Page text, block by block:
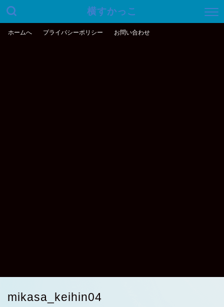
横すかっこ
ホームへ プライバシーポリシー お問い合わせ
mikasa_keihin04